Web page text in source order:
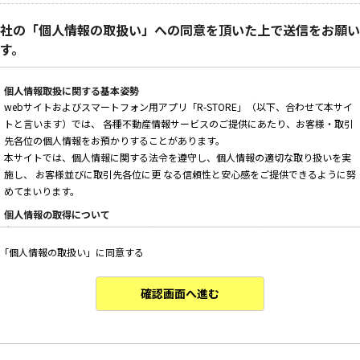
の「個人情報の取扱い」への同意を頂いた上で送信をお願
。
個人情報取扱に関する基本姿勢
webサイトおよびスマートフォン用アプリ「R-STORE」（以下、合わせて本サイ
トと言います）では、 各種不動産情報サービスのご提供にあたり、お客様・取引
先各位の個人情報をお預かりすることがあります。
本サイトでは、個人情報に関する法令を遵守し、個人情報の適切な取り扱いを実
施し、 お客様並びに取引先各位に更 なる信頼性と安心感をご提供できるように努
めてまいります。
個人情報の取得について
本サイトは、偽りその他不正の手段によらず適正に個人情報を取得いたします。
個人情報の利用について
・ 本サイトへのお問い合わせ、ご相談、お見積り依頼他、お客様からのご連絡の
「個人情報の取扱い」に同意する
確認画面へ進む